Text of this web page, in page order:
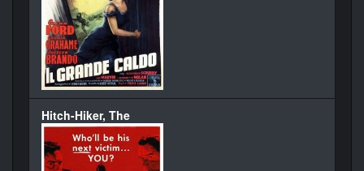
Hitch-Hiker, The